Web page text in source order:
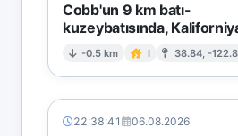
Cobb'un 9 km batı-
kuzeybatısında,
-0.5 km I 38.84, -
22:38:41 06.08.2026